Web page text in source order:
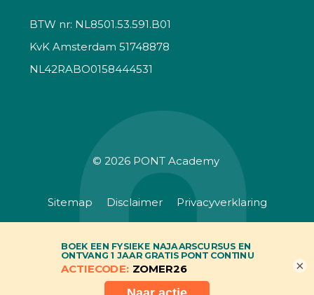
BTW nr: NL8501.53.591.B01
KvK Amsterdam 51748878
NL42RABO0158444531
© 2026 PONT Academy
Sitemap Disclaimer Privacyverklaring
×